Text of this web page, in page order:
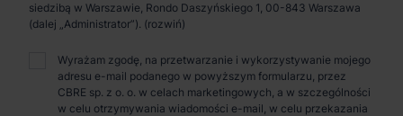
Zaprosimy Cię na spotkanie, omówimy szczegóły i
pokażemy inwestycje.
Zamknij
siedzibą w Warszawie, Rondo Daszyńskiego 1, 00-843 Warszawa
(dalej „Administrator”).
Wyrażam zgodę, na przetwarzanie i wykorzystywanie mojego
adresu e-mail podanego w powyższym formularzu, przez
CBRE sp. z o. o. w celach marketingowych, a w szczególności
w celu otrzymywania wiadomości e-mail, w celu przekazania